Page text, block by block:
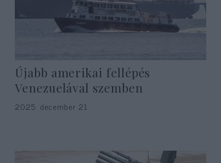
Újabb amerikai fellépés
Venezuelával szemben
2025. december 21.